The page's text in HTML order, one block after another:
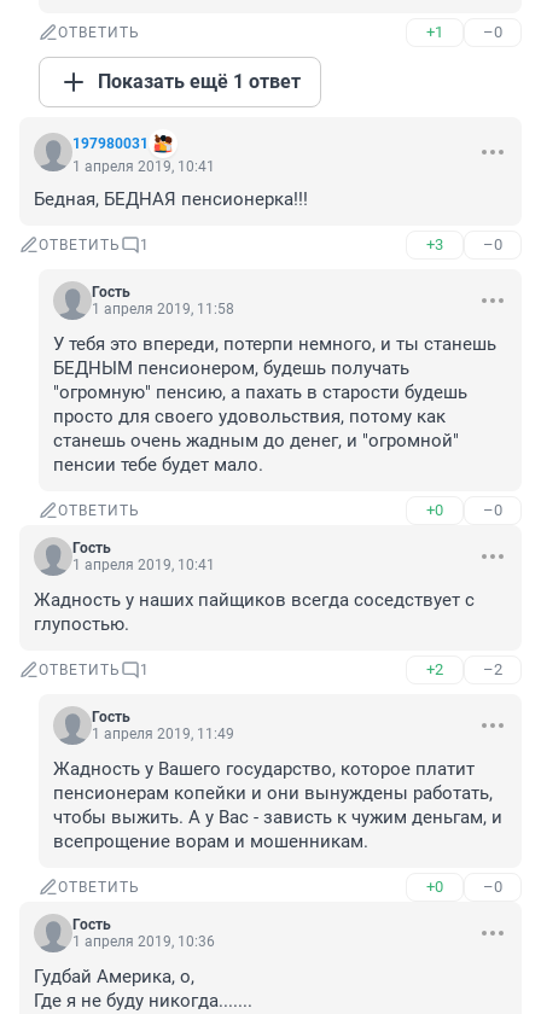
ОТВЕТИТЬ +1 –0
Показать ещё 1 ответ
197980031
1 апреля 2019, 10:41
Бедная, БЕДНАЯ пенсионерка!!!
ОТВЕТИТЬ 1 +3 –0
Гость
1 апреля 2019, 11:58
У тебя это впереди, потерпи немного, и ты станешь
БЕДНЫМ пенсионером, будешь получать
"огромную" пенсию, а пахать в старости будешь
просто для своего удовольствия, потому как
станешь очень жадным до денег, и "огромной"
пенсии тебе будет мало.
ОТВЕТИТЬ +0 –0
Гость
1 апреля 2019, 10:41
Жадность у наших пайщиков всегда соседствует с
глупостью.
ОТВЕТИТЬ 1 +2 –2
Гость
1 апреля 2019, 11:49
Жадность у Вашего государство, которое платит
пенсионерам копейки и они вынуждены работать,
чтобы выжить. А у Вас - зависть к чужим деньгам, и
всепрощение ворам и мошенникам.
ОТВЕТИТЬ +0 –0
Гость
1 апреля 2019, 10:36
Гудбай Америка, о,
Где я не буду никогда.......